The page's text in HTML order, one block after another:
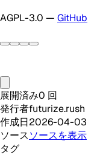
AGPL-3.0 — GitHub
展開済み0 回
発行者futurize.rush
作成日2026-04-03
ソースソースを表示
タグ